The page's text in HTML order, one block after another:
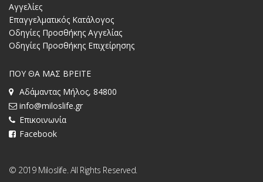
Αγγελίες
Επαγγελματικός Κατάλογος
Οδηγίες Προσθήκης Αγγελίας
Οδηγίες Προσθήκης Επιχείρησης
ΠΟΥ ΘΑ ΜΑΣ ΒΡΕΙΤΕ
Αδάμαντας Μήλος, 84800
info@miloslife.gr
Επικοινωνία
Facebook
© 2019 Miloslife. All Rights Reserved.